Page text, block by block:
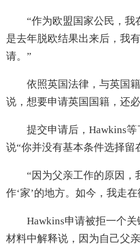
“作为欧盟国家公民，我在
是去年脱欧结果出来后，我
请。”
依照英国法律，与英国籍
说，想要申请英国国籍，还
提交申请后，Hawkins等
说“你并没有基本条件选择留
“因为父亲工作的原因，
作‘家’的地方。如今，我走
Hawkins申请被拒一个关
材料中解释说，因为自己父